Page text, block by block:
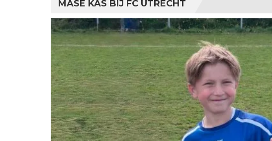
MASE KAS BIJ FC UTRECHT